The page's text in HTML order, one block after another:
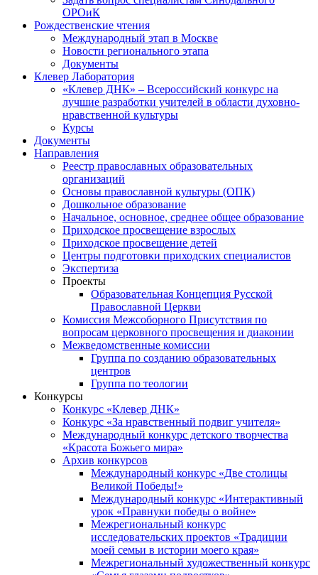
ОРОиК
Рождественские чтения
Международный этап в Москве
Новости регионального этапа
Документы
Клевер Лаборатория
«Клевер ДНК» – Всероссийский конкурс на
лучшие разработки учителей в области духовно-
нравственной культуры
Курсы
Документы
Направления
Реестр православных образовательных
организаций
Основы православной культуры (ОПК)
Дошкольное образование
Начальное, основное, среднее общее образование
Приходское просвещение взрослых
Приходское просвещение детей
Центры подготовки приходских специалистов
Экспертиза
Проекты
Образовательная Концепция Русской
Православной Церкви
Комиссия Межсоборного Присутствия по
вопросам церковного просвещения и диаконии
Межведомственные комиссии
Группа по созданию образовательных
центров
Группа по теологии
Конкурсы
Конкурс «Клевер ДНК»
Конкурс «За нравственный подвиг учителя»
Международный конкурс детского творчества
«Красота Божьего мира»
Архив конкурсов
Международный конкурс «Две столицы
Великой Победы!»
Международный конкурс «Интерактивный
урок «Правнуки победы о войне»
Межрегиональный конкурс
исследовательских проектов «Традиции
моей семьи в истории моего края»
Межрегиональный художественный конкурс